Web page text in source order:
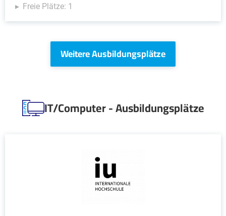
Freie Plätze: 1
Weitere Ausbildungsplätze
IT/Computer - Ausbildungsplätze